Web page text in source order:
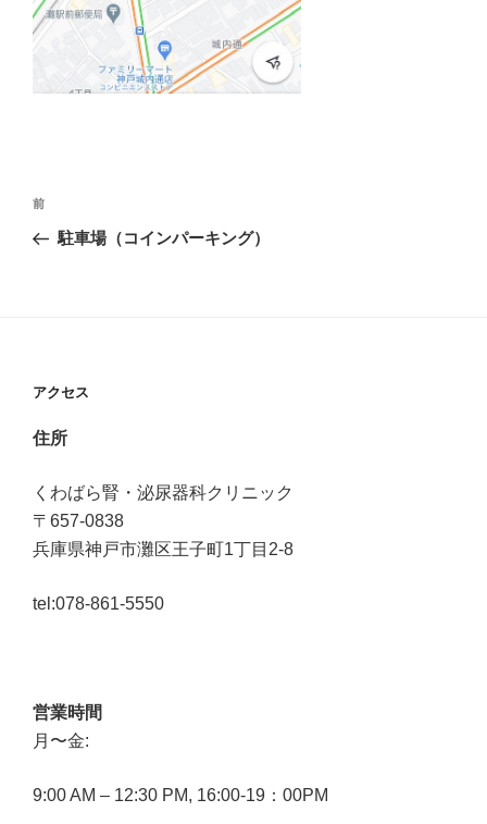
投
稿
ゲ
ー
シ
ョ
前
の
前
駐車場（コインパーキング）
アクセス
住所
くわばら腎・泌尿器科クリニック
〒657-0838
兵庫県神戸市灘区王子町1丁目2-8
tel:078-861-5550
営業時間
月〜金:
9:00 AM – 12:30 PM, 16:00-19：00PM